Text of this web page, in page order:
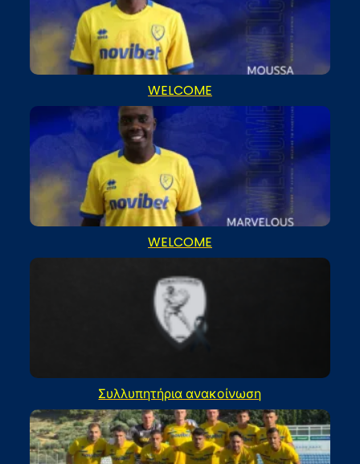
WELCOME
WELCOME
Συλλυπητήρια ανακοίνωση